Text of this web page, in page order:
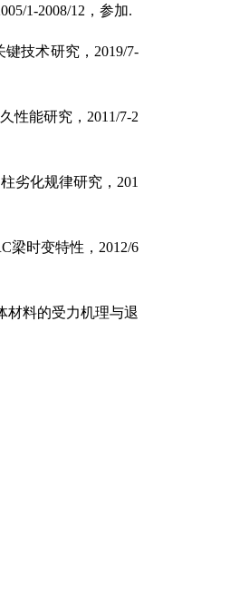
1-2008/12 ，参加.
技术研究， 2019/7-
性能研究， 2011/7-2
柱劣化规律研究， 201
梁时变特性， 2012/6
材料的受力机理与退